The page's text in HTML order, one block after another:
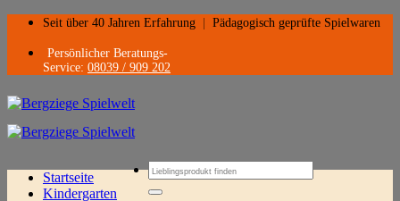
Zum
springen
Seit über 40 Jahren Erfahrung Pädagogisch geprüfte Spielwaren
Persönlicher Beratungs-
Service: 08039 / 909 202
Suchen
nach:
Startseite
Kindergarten